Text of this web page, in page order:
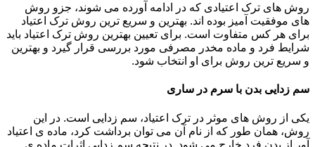
روش های ترک اعتیادی که در ادامه آورده می شوند، جزو روش
های موفقیت آمیز بوده اند. بهترین و سریع ترین روش ترک اعتیاد
برای هر کس متفاوت است. برای تعیین بهترین روش ترک اعتیاد باید
شرایط فرد و ماده مخدر مصرفی مورد بررسی قرار گیرد و بهترین
و سریع ترین روش برای او انتخاب شود.
سم زدایی بدن با سرم در ساری
یکی از روش های موثر در ترک اعتیاد، سم زدایی است. در این
روش، همان طور که از نام آن می توان برداشت کرد، ماده ی اعتیاد
آور از بدن فرد خارج می شود. در نتیجه سم زدایی اثرات ماده ی